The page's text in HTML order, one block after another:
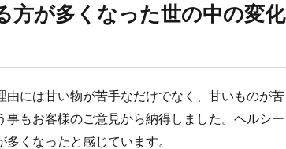
方が多くなった世の中の変化
には甘い物が苦手なだけでなく、甘いものが苦
もお客様のご意見から納得しました。ヘルシー
くなったと感じています。